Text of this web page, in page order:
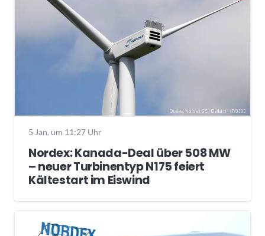
5 Jan. um 11:27 Uhr
Nordex: Kanada-Deal über 508 MW
– neuer Turbinentyp N175 feiert
Kältestart im Eiswind